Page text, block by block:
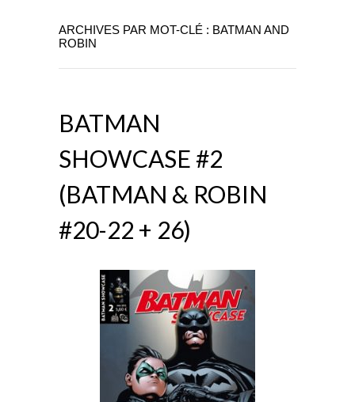
ARCHIVES PAR MOT-CLÉ : BATMAN AND
ROBIN
BATMAN
SHOWCASE #2
(BATMAN & ROBIN
#20-22 + 26)